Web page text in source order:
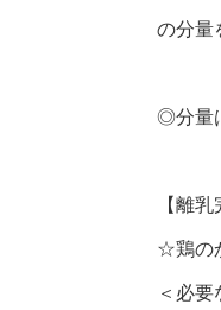
の分量
◎分量
【離
☆鶏の
＜必